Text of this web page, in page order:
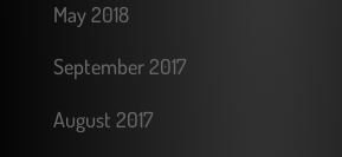
May 2018
September 2017
August 2017